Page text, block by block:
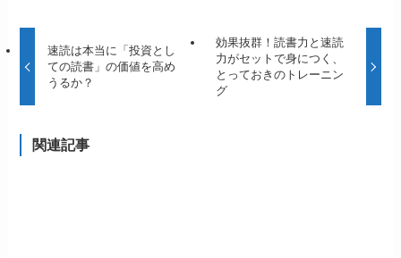
速読は本当に「投資とし
ての読書」の価値を高め
うるか？
効果抜群！読書力と速読
力がセットで身につく、
とっておきのトレーニン
グ
関連記事